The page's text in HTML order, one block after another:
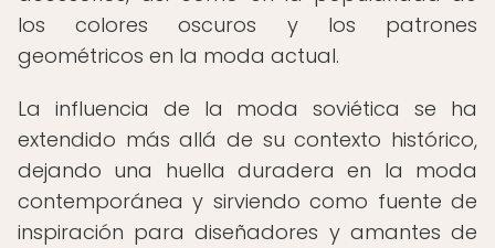
los colores oscuros y los patrones
geométricos en la moda actual.
La influencia de la moda soviética se ha
extendido más allá de su contexto histórico,
dejando una huella duradera en la moda
contemporánea y sirviendo como fuente de
inspiración para diseñadores y amantes de